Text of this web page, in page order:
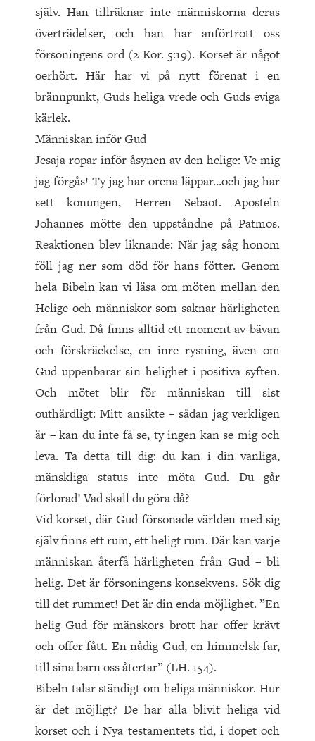
själv. Han tillräknar inte människorna deras
överträdelser, och han har anförtrott oss
försoningens ord (2 Kor. 5:19). Korset är något
oerhört. Här har vi på nytt förenat i en
brännpunkt, Guds heliga vrede och Guds eviga
kärlek.
Människan inför Gud
Jesaja ropar inför åsynen av den helige: Ve mig
jag förgås! Ty jag har orena läppar…och jag har
sett konungen, Herren Sebaot. Aposteln
Johannes mötte den uppståndne på Patmos.
Reak­tio­nen blev liknande: När jag såg honom
föll jag ner som död för hans fötter. Genom
hela Bibeln kan vi läsa om möten mellan den
Helige och människor som saknar härligheten
från Gud. Då finns alltid ett moment av bävan
och förskräckelse, en inre rysning, även om
Gud uppenbarar sin helighet i positiva syften.
Och mötet blir för människan till sist
outhärdligt: Mitt ansikte – sådan jag verkligen
är – kan du inte få se, ty ingen kan se mig och
leva. Ta detta till dig: du kan i din vanliga,
mänskliga status inte möta Gud. Du går
förlorad! Vad skall du göra då?
Vid korset, där Gud försonade världen med sig
själv finns ett rum, ett heligt rum. Där kan varje
människan återfå härligheten från Gud – bli
helig. Det är försoningens konsekvens. Sök dig
till det rummet! Det är din enda möjlighet. ”En
helig Gud för mänskors brott har offer krävt
och offer fått. En nådig Gud, en himmelsk far,
till sina barn oss återtar” (LH. 154).
Bibeln talar ständigt om heliga människor. Hur
är det möjligt? De har alla blivit heliga vid
korset och i Nya testamentets tid, i dopet och